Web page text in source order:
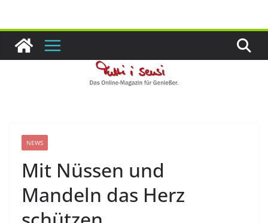
springen
NEWS
Mit Nüssen und
Mandeln das Herz